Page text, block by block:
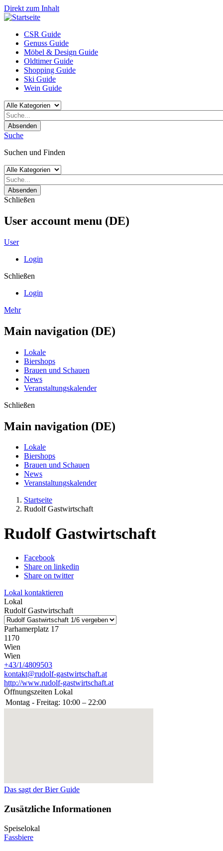
Direkt zum Inhalt
CSR Guide
Genuss Guide
Möbel & Design Guide
Oldtimer Guide
Shopping Guide
Ski Guide
Wein Guide
Absenden
Suche
Suchen und Finden
Absenden
Schließen
User account menu (DE)
User
Login
Schließen
Login
Mehr
Main navigation (DE)
Lokale
Biershops
Brauen und Schauen
News
Veranstaltungskalender
Schließen
Main navigation (DE)
Lokale
Biershops
Brauen und Schauen
News
Veranstaltungskalender
Startseite
Rudolf Gastwirtschaft
Rudolf Gastwirtschaft
Facebook
Share on linkedin
Share on twitter
Lokal kontaktieren
Lokal
Rudolf Gastwirtschaft
Parhamerplatz 17
1170
Wien
Wien
+43/1/4809503
kontakt@rudolf-gastwirtschaft.at
http://www.rudolf-gastwirtschaft.at
Öffnungszeiten Lokal
Montag - Freitag: 10:00 – 22:00
Das sagt der Bier Guide
Zusätzliche Informationen
Speiselokal
Fassbiere